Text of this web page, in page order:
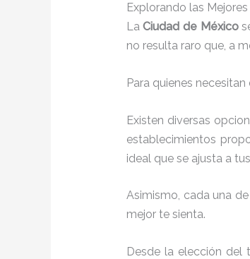
Explorando las
LaCiudad de México
no resulta raro que, a
Para quienes
Existen diversas
establecimientos
ideal que se ajusta a
Asimismo, cada una
mejor te sienta.
Desde la elección del